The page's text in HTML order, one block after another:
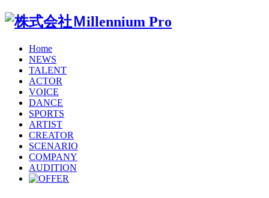
Home
NEWS
TALENT
ACTOR
VOICE
DANCE
SPORTS
ARTIST
CREATOR
SCENARIO
COMPANY
AUDITION